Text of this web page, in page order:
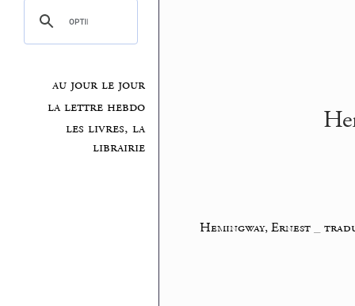
au jour le jour
la lettre hebdo
les livres, la
librairie
Hemingway, Ernest_